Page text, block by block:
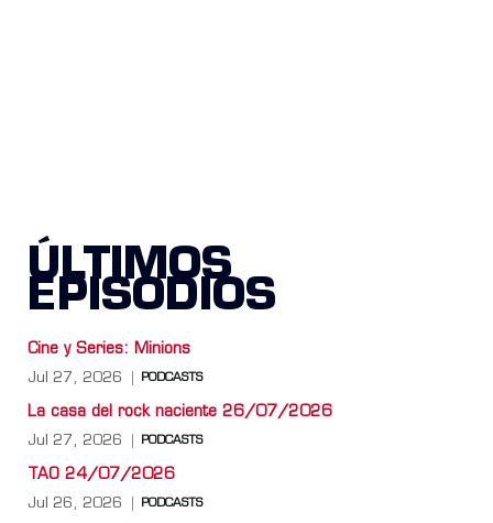
ÚLTIMOS
EPISODIOS
Cine y Series: Minions
Jul 27, 2026 PODCASTS
La casa del rock naciente 26/07/2026
Jul 27, 2026 PODCASTS
TAO 24/07/2026
Jul 26, 2026 PODCASTS